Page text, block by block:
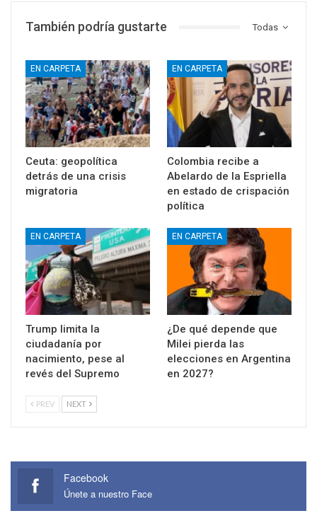
Todas
También podría gustarte
EN CARPETA
Ceuta: geopolítica
detrás de una crisis
migratoria
EN CARPETA
Colombia recibe a
Abelardo de la Espriella
en estado de crispación
política
EN CARPETA
Trump limita la
ciudadanía por
nacimiento, pese al
revés del Supremo
EN CARPETA
¿De qué depende que
Milei pierda las
elecciones en Argentina
en 2027?
PREV NEXT
Facebook
Únete a nuestro Face